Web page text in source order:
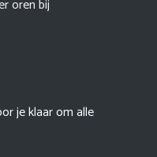
oren bij
je klaar om alle